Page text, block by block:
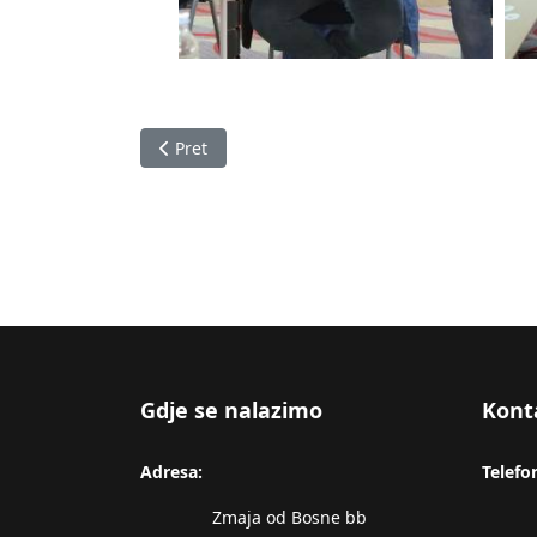
Prethodni članak: KŠCZ: U 2025. godini
Pret
Gdje se nalazimo
Adresa:
Zmaja od Bosne bb